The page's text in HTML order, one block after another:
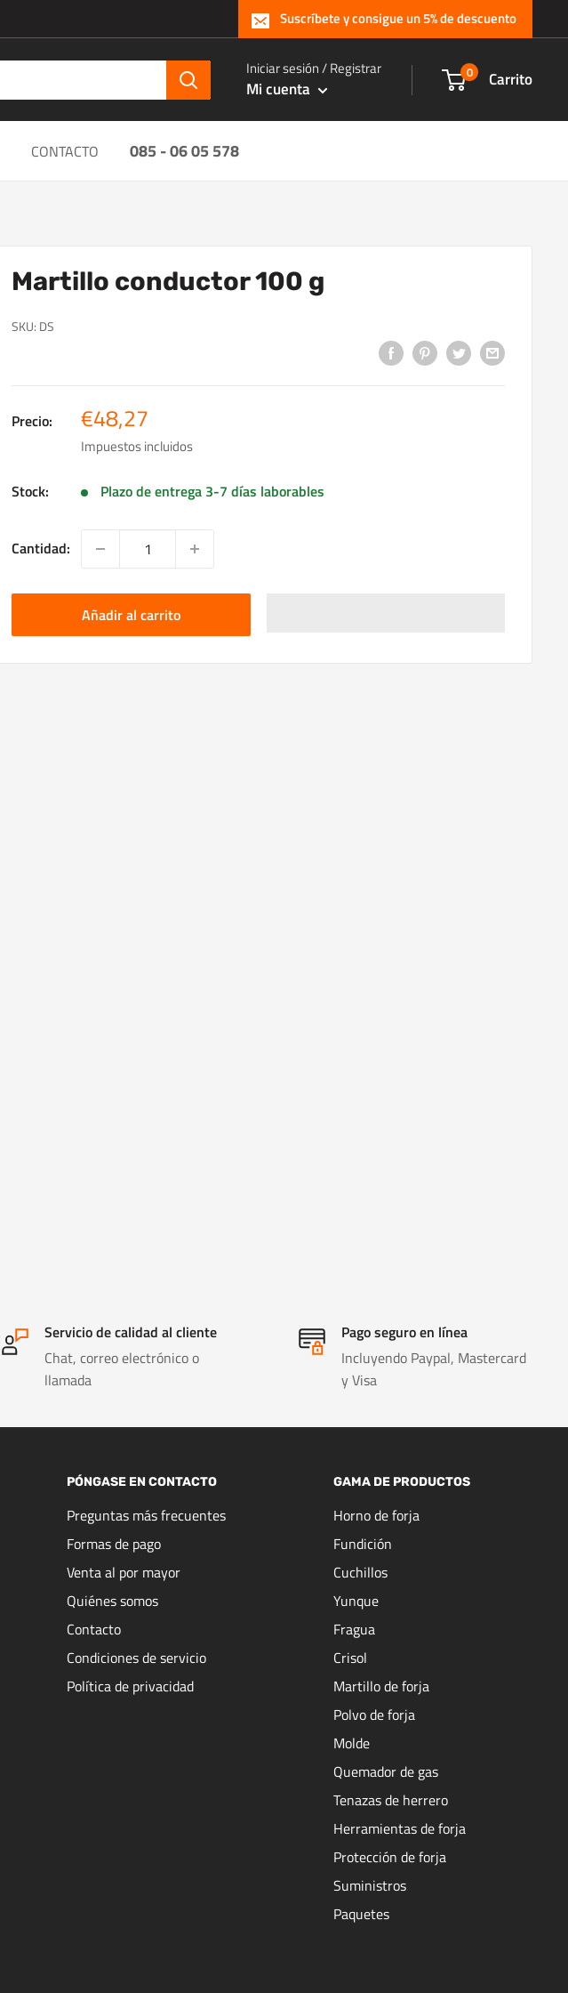
Suscríbete y consigue un 5% de descuento
Iniciar sesión / Registrar
Mi cuenta
0 Carrito
CONTACTO 085 - 06 05 578
Martillo conductor 100 g
SKU: DS
Precio: Precio
de
venta
€48,27
Impuestos incluidos
Stock: Plazo de entrega 3-7 días laborables
Cantidad:
Añadir al carrito
Servicio de calidad al cliente
Chat, correo electrónico o
llamada
Pago seguro en línea
Incluyendo Paypal, Mastercard
y Visa
PÓNGASE EN CONTACTO
Preguntas más frecuentes
Formas de pago
Venta al por mayor
Quiénes somos
Contacto
Condiciones de servicio
Política de privacidad
GAMA DE PRODUCTOS
Horno de forja
Fundición
Cuchillos
Yunque
Fragua
Crisol
Martillo de forja
Polvo de forja
Molde
Quemador de gas
Tenazas de herrero
Herramientas de forja
Protección de forja
Suministros
Paquetes